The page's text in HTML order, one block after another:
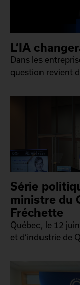
L’IA
Dans les
question revient
Série
ministre du
Fréchette
Québec, le 12
et d’industrie de